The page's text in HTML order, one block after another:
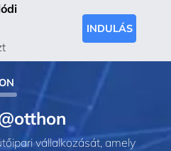
INDULÁS
vállalkozását, amely